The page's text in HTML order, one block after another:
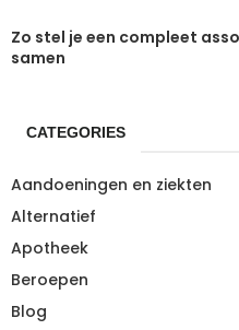
Zo stel je een compleet
samen
CATEGORIES
Aandoeningen en ziekten
Alternatief
Apotheek
Beroepen
Blog